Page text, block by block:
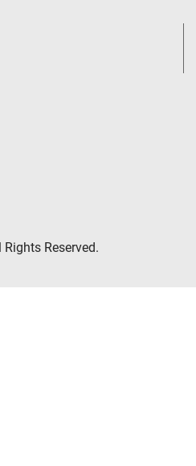
Reserved.